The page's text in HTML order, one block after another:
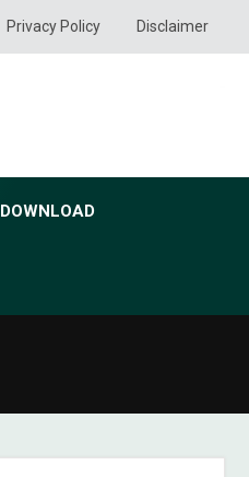
Privacy Policy Disclaimer
DOWNLOAD